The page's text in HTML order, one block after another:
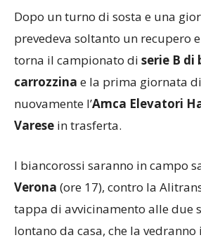
Dopo un turno di sosta e una
prevedeva soltanto un recupero
torna il campionato di serie B di
carrozzina e la prima giornata
nuovamente l’Amca Elevatori
Varese in trasferta.
I biancorossi saranno in campo
Verona (ore 17), contro la
tappa di avvicinamento alle due
lontano da casa, che la